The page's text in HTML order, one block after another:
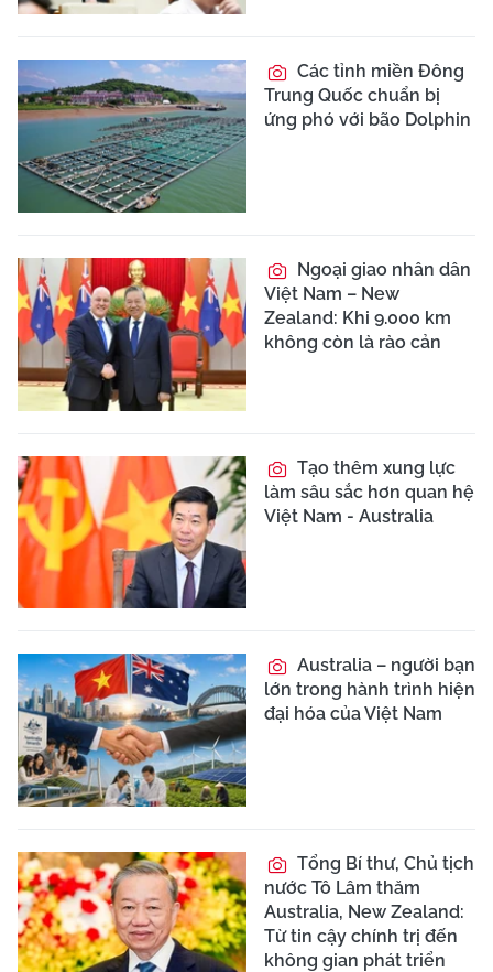
Các tỉnh miền Đông
Trung Quốc chuẩn bị
ứng phó với bão Dolphin
Ngoại giao nhân dân
Việt Nam – New
Zealand: Khi 9.000 km
không còn là rào cản
Tạo thêm xung lực
làm sâu sắc hơn quan hệ
Việt Nam - Australia
Australia – người bạn
lớn trong hành trình hiện
đại hóa của Việt Nam
Tổng Bí thư, Chủ tịch
nước Tô Lâm thăm
Australia, New Zealand:
Từ tin cậy chính trị đến
không gian phát triển